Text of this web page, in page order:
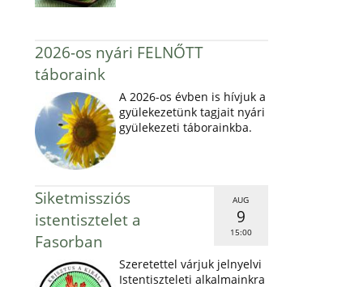
2026-os nyári FELNŐTT
táboraink
A 2026-os évben is hívjuk a
gyülekezetünk tagjait nyári
gyülekezeti táborainkba.
AUG
9
15:00
Siketmissziós
istentisztelet a
Fasorban
Szeretettel várjuk jelnyelvi
Istentiszteleti alkalmainkra